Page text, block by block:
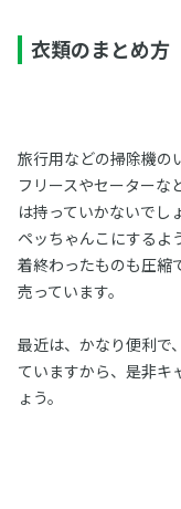
衣類のまとめ方
旅行用などの掃除機の
フリースやセーターな
は持っていかないでし
ペッちゃんこにするよ
着終わったものも圧縮
売っています。
最近は、かなり便利で
ていますから、是非キ
ょう。